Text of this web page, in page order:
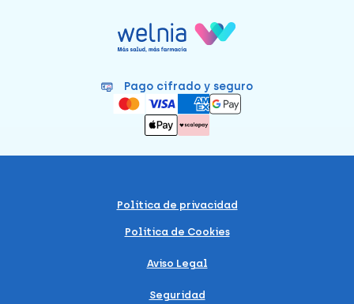
Pago cifrado y seguro
Política de privacidad
Política de Cookies
Aviso Legal
Seguridad